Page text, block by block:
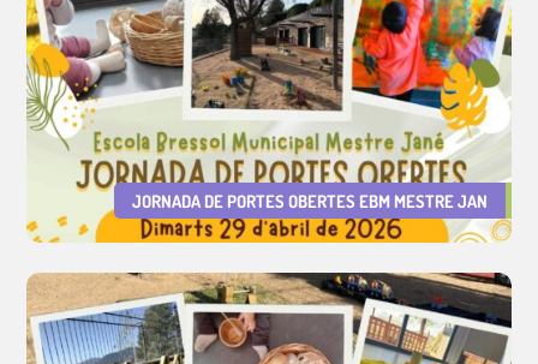
JORNADA DE PORTES OBERTES EBM MESTRE JAN